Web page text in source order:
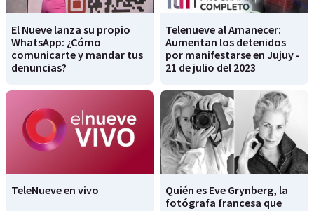
El Nueve lanza su propio
WhatsApp: ¿Cómo
comunicarte y mandar tus
denuncias?
Telenueve al Amanecer:
Aumentan los detenidos
por manifestarse en Jujuy -
21 de julio del 2023
TeleNueve en vivo
Quién es Eve Grynberg, la
fotógrafa francesa que